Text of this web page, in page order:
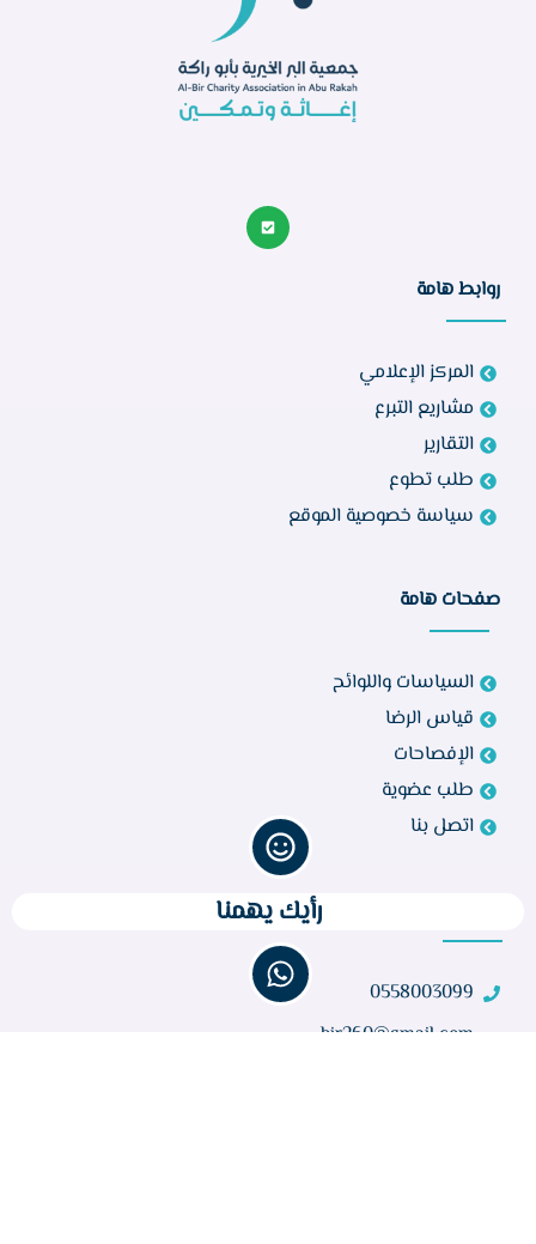
روابط هامة
المركز الإعلامي
مشاريع التبرع
التقارير
طلب تطوع
سياسة خصوصية الموقع
صفحات هامة
السياسات واللوائح
قياس الرضا
الإفصاحات
طلب عضوية
اتصل بنا
0558003099
bir260@gmail.com
رأيك يهمنا